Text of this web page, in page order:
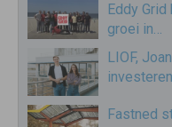
Eddy
groei in…
LIOF,
Fastned